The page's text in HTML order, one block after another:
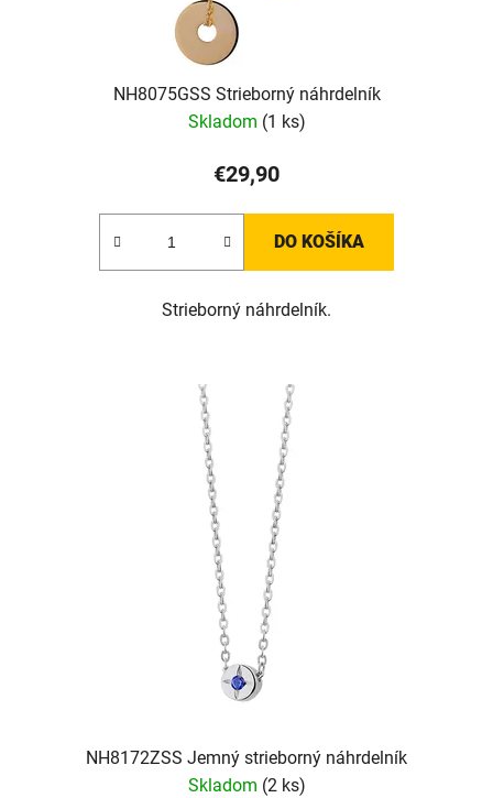
NH8075GSS Strieborný náhrdelník
Skladom (1 ks)
€29,90
DO KOŠÍKA
Strieborný náhrdelník.
NH8172ZSS Jemný strieborný náhrdelník
Skladom (2 ks)